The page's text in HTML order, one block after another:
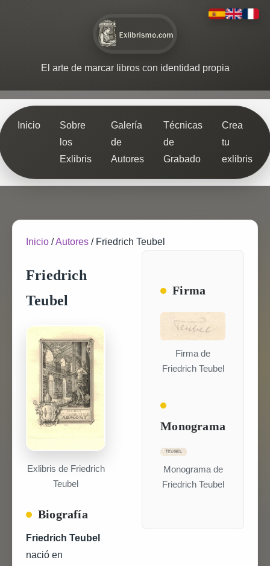
El arte de marcar libros con identidad propia
Inicio
Sobre
los
Exlibris
Galería
de
Autores
Técnicas
de
Grabado
Crea
tu
exlibris
Inicio /Autores / Friedrich Teubel
Friedrich
Teubel
Exlibris de Friedrich
Teubel
Biografía
Friedrich Teubel
nació en
Firma
Firma de
Friedrich Teubel
Monograma
Monograma de
Friedrich Teubel